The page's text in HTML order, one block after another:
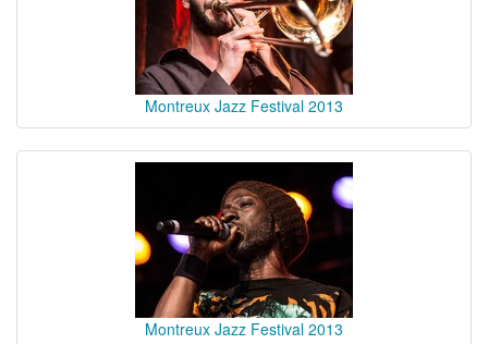
Montreux Jazz Festival 2013
Montreux Jazz Festival 2013